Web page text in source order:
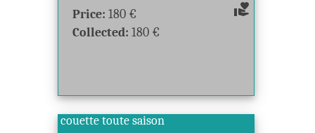
volunteer_activism
Price: 180 €
Collected: 180 €
couette toute saison